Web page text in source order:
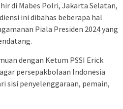
di Mabes Polri, Jakarta Selatan,
ini dibahas beberapa hal
Piala Presiden 2024 yang
dengan Ketum PSSI Erick
persepakbolaan Indonesia
sisi penyelenggaraan, pemain,